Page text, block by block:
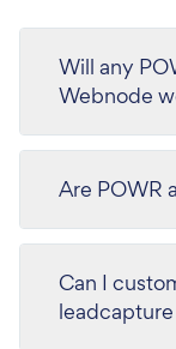
Will any
Webnode
Are POWR
Can I